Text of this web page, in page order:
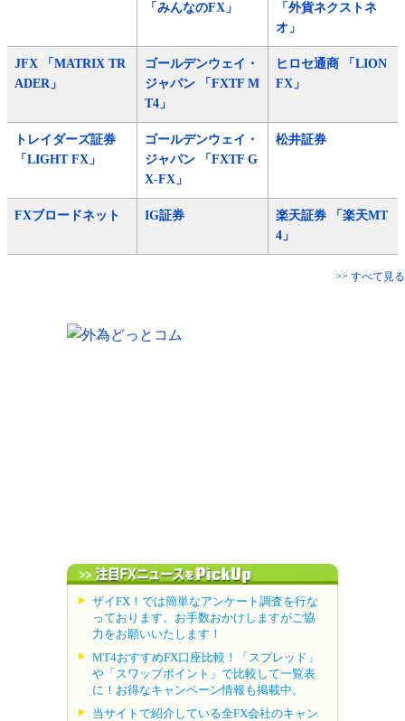
「みんなのFX」
「外貨ネクストネ
オ」
JFX 「MATRIX TR
ADER」
ゴールデンウェイ・
ジャパン 「FXTF M
T4」
ヒロセ通商 「LION
FX」
トレイダーズ証券
「LIGHT FX」
ゴールデンウェイ・
ジャパン 「FXTF G
X-FX」
松井証券
FXブロードネット IG証券
楽天証券 「楽天MT
4」
>> すべて見る
ザイFX！では簡単なアンケート調査を行な
っております。お手数おかけしますがご協
力をお願いいたします！
MT4おすすめFX口座比較！「スプレッド」
や「スワップポイント」で比較して一覧表
に！お得なキャンペーン情報も掲載中。
当サイトで紹介している全FX会社のキャン